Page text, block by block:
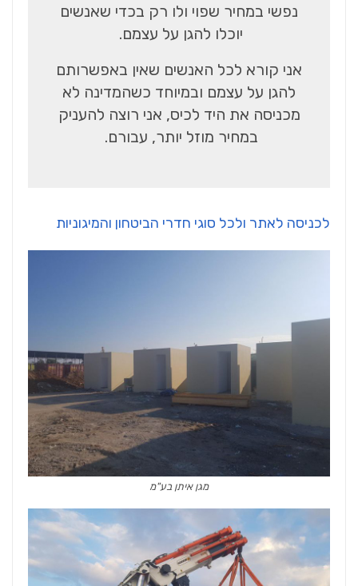
נפשי במחיר שפוי ולו רק בכדי שאנשים
יוכלו להגן על עצמם.
אני קורא לכל האנשים שאין באפשרותם
להגן על עצמם ובמיוחד כשהמדינה לא
מכניסה את היד לכיס, אני רוצה להעניק
במחיר מוזל יותר, עבורם.
לכניסה לאתר ולכל סוגי חדרי הביטחון והמיגוניות
מגן איתן בע"מ